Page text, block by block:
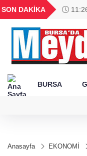
SON DAKİKA
GEL
18,2424
BURSA
Anasayfa EKONOMİ